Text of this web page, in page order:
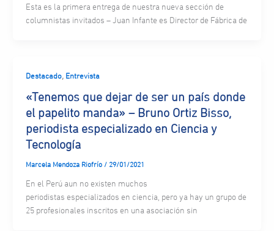
Esta es la primera entrega de nuestra nueva sección de
columnistas invitados – Juan Infante es Director de Fábrica de
Destacado, Entrevista
«Tenemos que dejar de ser un país donde
el papelito manda» – Bruno Ortiz Bisso,
periodista especializado en Ciencia y
Tecnología
Marcela Mendoza Riofrío / 29/01/2021
En el Perú aun no existen muchos
periodistas especializados en ciencia, pero ya hay un grupo de
25 profesionales inscritos en una asociación sin